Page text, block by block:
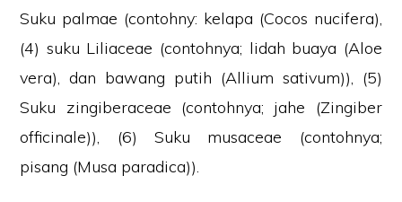
Suku palmae (contohny: kelapa (Cocos nucifera),
(4) suku Liliaceae (contohnya; lidah buaya (Aloe
vera), dan bawang putih (Allium sativum)), (5)
Suku zingiberaceae (contohnya; jahe (Zingiber
officinale)), (6) Suku musaceae (contohnya;
pisang (Musa paradica)).